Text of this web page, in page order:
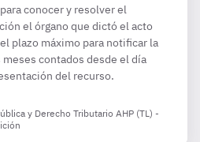
conocer y resolver el
el órgano que dictó el acto
plazo máximo para notificar la
contados desde el día
del recurso.
y Derecho Tributario AHP (TL) -